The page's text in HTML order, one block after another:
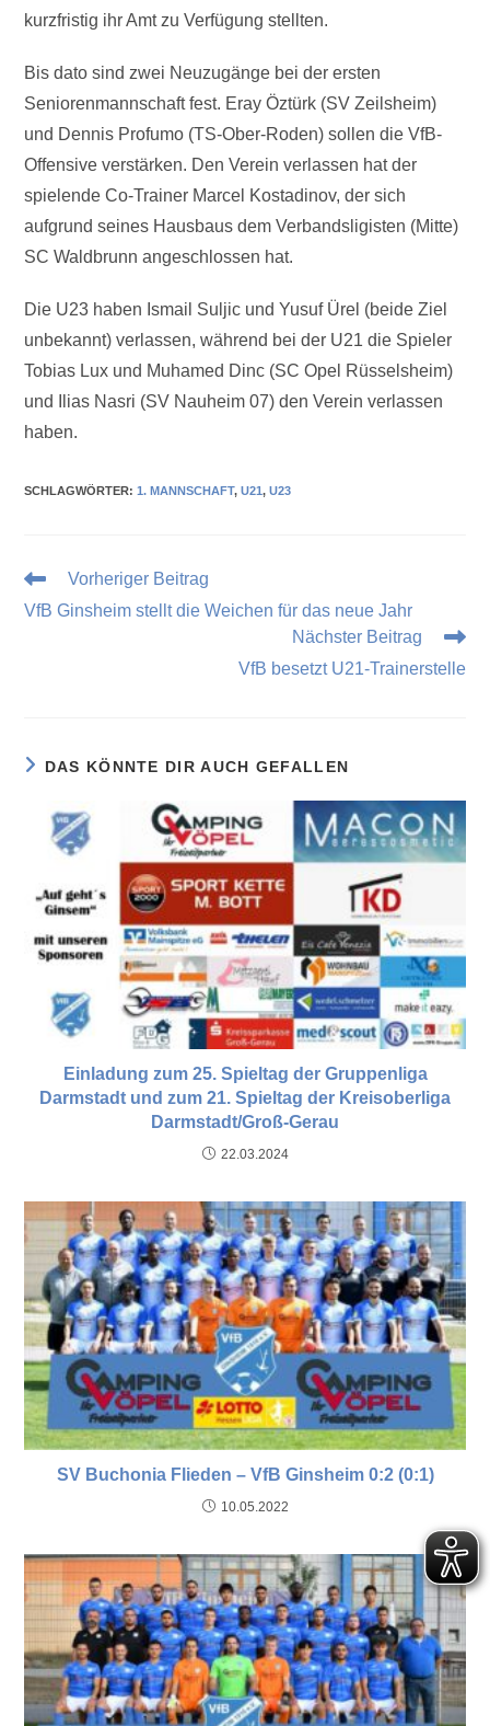
kurzfristig ihr Amt zu Verfügung stellten.
Bis dato sind zwei Neuzugänge bei der ersten
Seniorenmannschaft fest. Eray Öztürk (SV Zeilsheim)
und Dennis Profumo (TS-Ober-Roden) sollen die VfB-
Offensive verstärken. Den Verein verlassen hat der
spielende Co-Trainer Marcel Kostadinov, der sich
aufgrund seines Hausbaus dem Verbandsligisten (Mitte)
SC Waldbrunn angeschlossen hat.
Die U23 haben Ismail Suljic und Yusuf Ürel (beide Ziel
unbekannt) verlassen, während bei der U21 die Spieler
Tobias Lux und Muhamed Dinc (SC Opel Rüsselsheim)
und Ilias Nasri (SV Nauheim 07) den Verein verlassen
haben.
SCHLAGWÖRTER:1. MANNSCHAFT, U21, U23
Vorheriger Beitrag
VfB Ginsheim stellt die Weichen für das neue Jahr
Nächster Beitrag
VfB besetzt U21-Trainerstelle
DAS KÖNNTE DIR AUCH GEFALLEN
Einladung zum 25. Spieltag der Gruppenliga
Darmstadt und zum 21. Spieltag der Kreisoberliga
Darmstadt/Groß-Gerau
22.03.2024
SV Buchonia Flieden – VfB Ginsheim 0:2 (0:1)
10.05.2022